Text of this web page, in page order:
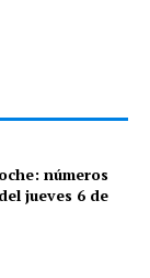
números
jueves 6 de